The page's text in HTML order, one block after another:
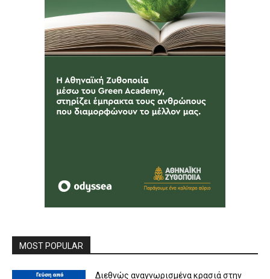
MOST POPULAR
Διεθνώς αναγνωρισμένα κρασιά στην